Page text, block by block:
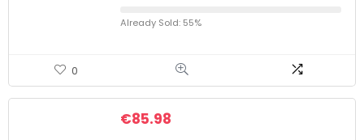
Already Sold: 55%
0
€85.98